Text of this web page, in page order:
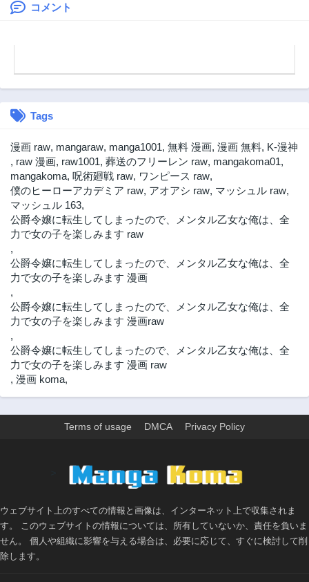
第16.2話
第14.2話
第14話
2年前
第13.2話
2年前
第13.1話
2年前
第13話
第12.2話
2年前
第12.1話
第12話
2年前
第11.2話
第11.1話
2年前 2年前
2年前 2年前
第10話
2年前
第9.2話
2年前
第7.1話
第7話
2年前
第6.2話
2年前
第6.1話
2年前
喚】で溺愛スロー
コメント
Tags
漫画 raw, mangaraw, manga1001, 無料 漫画, 漫画 無料, K-漫神
, raw 漫画, raw1001, 葬送のフリーレン raw, mangakoma01,
mangakoma, 呪術廻戦 raw, ワンピース raw,
僕のヒーローアカデミア raw, アオアシ raw, マッシュル raw,
マッシュル 163,
公爵令嬢に転生してしまったので、メンタル乙女な俺は、全
力で女の子を楽しみます raw
,
公爵令嬢に転生してしまったので、メンタル乙女な俺は、全
力で女の子を楽しみます 漫画
,
公爵令嬢に転生してしまったので、メンタル乙女な俺は、全
力で女の子を楽しみます 漫画raw
,
公爵令嬢に転生してしまったので、メンタル乙女な俺は、全
力で女の子を楽しみます 漫画 raw
, 漫画 koma,
Terms of usage DMCA Privacy Policy
ウェブサイト上のすべての情報と画像は、インターネット上で収集されま
す。 このウェブサイトの情報については、所有していないか、責任を負いま
せん。 個人や組織に影響を与える場合は、必要に応じて、すぐに検討して削
除します。